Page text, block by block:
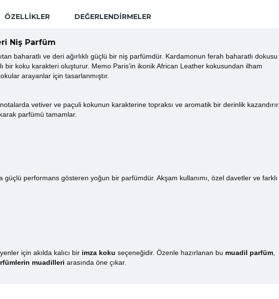
ÖZELLIKLER DEĞERLENDIRMELER
Niş Parfüm
baharatlı ve deri ağırlıklı güçlü bir niş parfümdür. Kardamonun ferah baharatlı dokusu
bir koku karakteri oluşturur. Memo Paris’in ikonik African Leather kokusundan ilham
arayanlar için tasarlanmıştır.
vetiver ve paçuli kokunun karakterine topraksı ve aromatik bir derinlik kazandırır.
parfümü tamamlar.
performans gösteren yoğun bir parfümdür. Akşam kullanımı, özel davetler ve farklı
için akılda kalıcı bir imza koku seçeneğidir. Özenle hazırlanan bu muadil parfüm
muadilleri arasında öne çıkar.